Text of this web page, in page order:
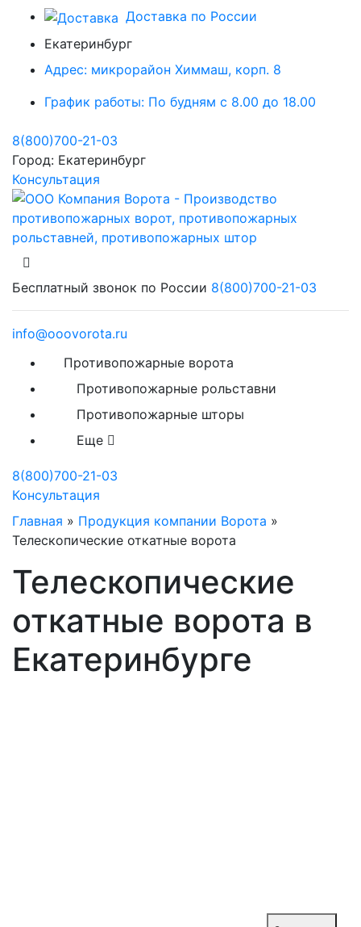
Доставка по России
Екатеринбург
Адрес: микрорайон Химмаш, корп. 8
График работы: По будням с 8.00 до 18.00
8(800)700-21-03
Город: Екатеринбург
Консультация
Бесплатный звонок по России 8(800)700-21-03
info@ooovorota.ru
Противопожарные ворота
Противопожарные рольставни
Противопожарные шторы
Еще
8(800)700-21-03
Консультация
Главная » Продукция компании Ворота »
Телескопические откатные ворота
Телескопические
откатные ворота в
Екатеринбурге